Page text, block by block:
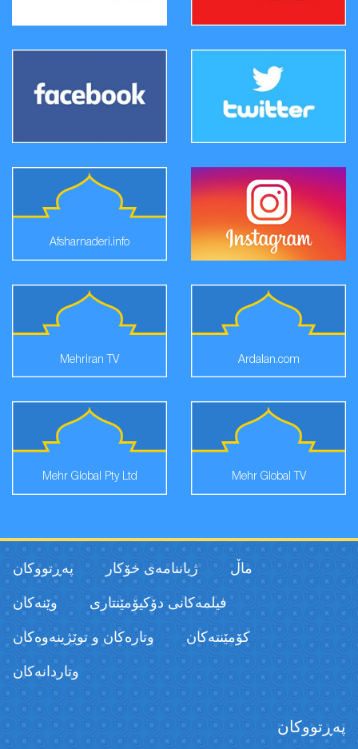
Afsharnaderi.info
Ardalan.com
Mehriran TV
Mehr Global TV
Mehr Global Pty Ltd
ماڵ ژیاننامەی خۆکار پەڕتووكان
فیلمەكانی دۆکیۆمێنتاری وێنەکان
كۆمێنتەكان وتارەکان و توێژینەوەکان
وتاردانەكان
پەڕتووكان